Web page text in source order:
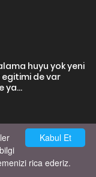
huyu yok yeni
egitimi de var
ya...
Kabul Et
rica ederiz.